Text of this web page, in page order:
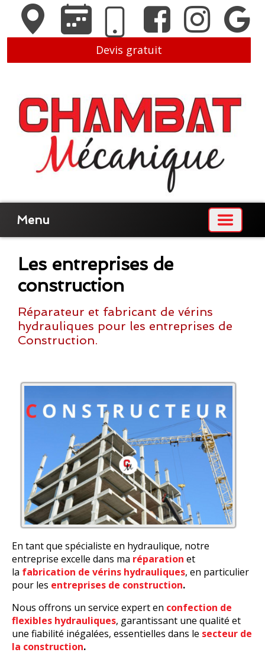
Devis gratuit
Menu
Les entreprises de
construction
Réparateur et fabricant de vérins
hydrauliques pour les entreprises de
Construction.
En tant que spécialiste en hydraulique, notre
entreprise excelle dans ma réparation et
la fabrication de vérins hydrauliques, en particulier
pour les entreprises de construction.
Nous offrons un service expert en confection de
flexibles hydrauliques, garantissant une qualité et
une fiabilité inégalées, essentielles dans le secteur de
la construction.